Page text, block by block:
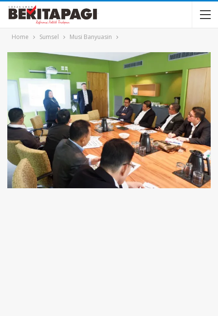
Home Sumsel Musi Banyuasin